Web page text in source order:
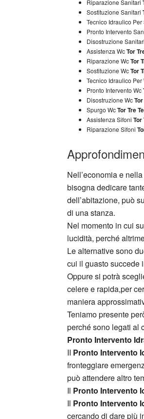
Riparazione Sanitari
Sostituzione Sanitari
Tecnico Idraulico Per
Pronto Intervento
Disostruzione Sanitari
Assistenza WcTor
Riparazione WcTor
Sostituzione WcTor
Tecnico Idraulico Per
Pronto Intervento Wc
Disostruzione Wc
Spurgo WcTor Tre
Assistenza Sifoni Tor
Riparazione Sifoni
Nell’economia e
bisogna dedicare
dell’abitazione, può
di una stanza.
Nel momento in cui
lucidità, perché
Le alternative sono
cui il guasto succede
Oppure si potrà
celere e rapida,per
maniera
Teniamo presente
perché sono legati al
Pronto Intervento
II Pronto Intervento
fronteggiare
può attendere altro
Il Pronto Intervento
Il Pronto Intervento
cercando di dare più